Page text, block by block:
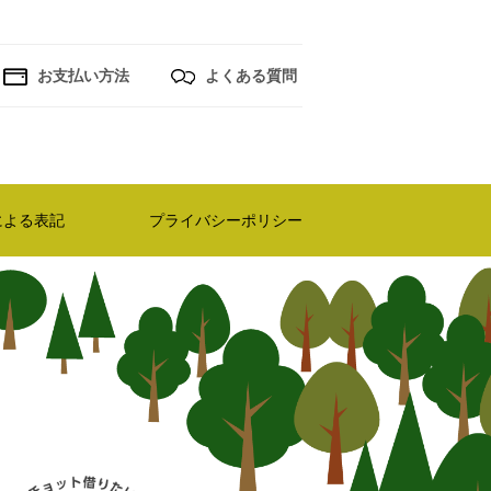
お支払い方法 よくある質問
る表記 プライバシーポリシー